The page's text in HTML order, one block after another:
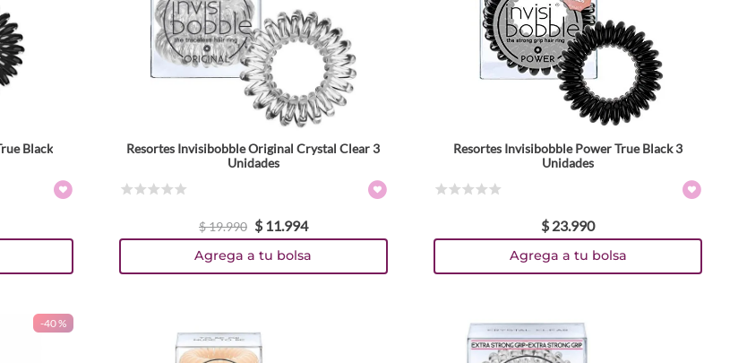
Black
Resortes Invisibobble Original Crystal Clear 3
Unidades
$19.990 $ 11.994
Agrega a tu bolsa
Resortes Invisibobble Power True Black 3
Unidades
$ 23.990
Agrega a tu bolsa
-40 %